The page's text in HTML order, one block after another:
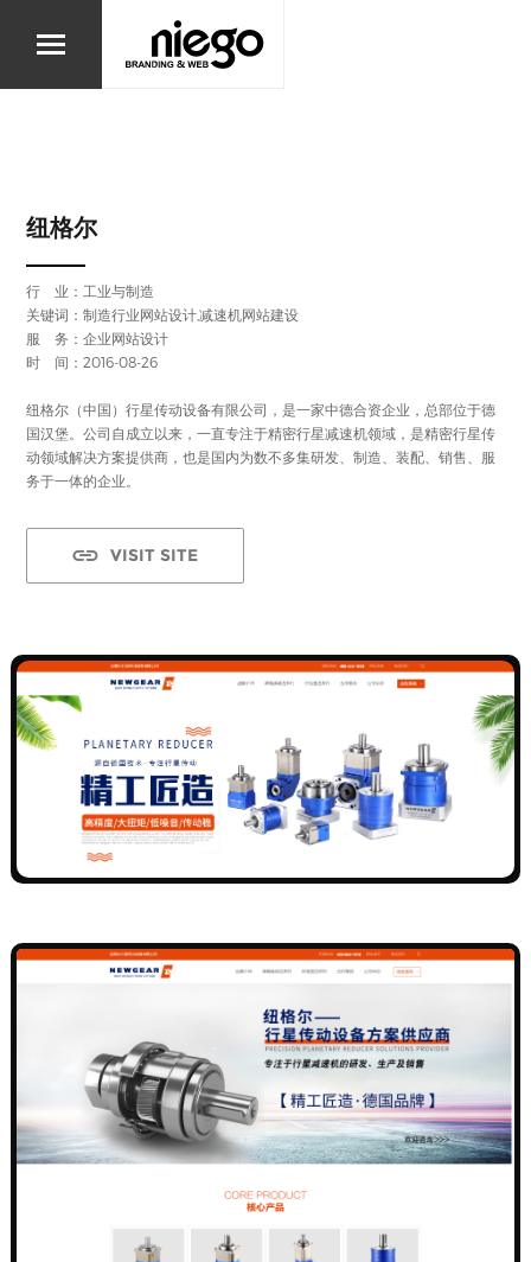
纽格尔
行 业： 工业与制造
关键词：制造行业网站设计,减速机网站建设
服 务：企业网站设计
时 间：2016-08-26
纽格尔（中国）行星传动设备有限公司，是一家中德合资企业，总部位于德
国汉堡。公司自成立以来，一直专注于精密行星减速机领域，是精密行星传
动领域解决方案提供商，也是国内为数不多集研发、制造、装配、销售、服
务于一体的企业。
VISIT SITE